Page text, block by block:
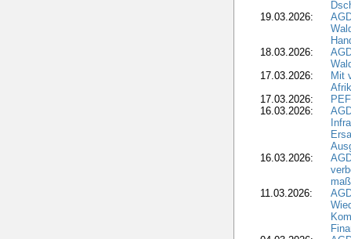
19.03.2026:
18.03.2026:
17.03.2026:
Mit
17.03.2026:
16.03.2026:
16.03.2026:
11.03.2026: